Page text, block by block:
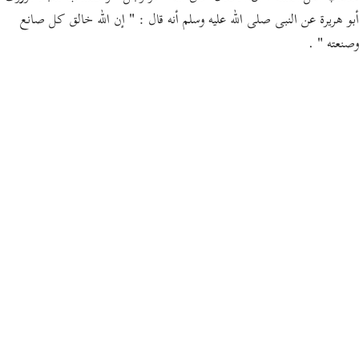
أبو هريرة عن النبى صلى الله عليه وسلم أنه قال : " إن الله خالق كل صانع
وصنعته " .